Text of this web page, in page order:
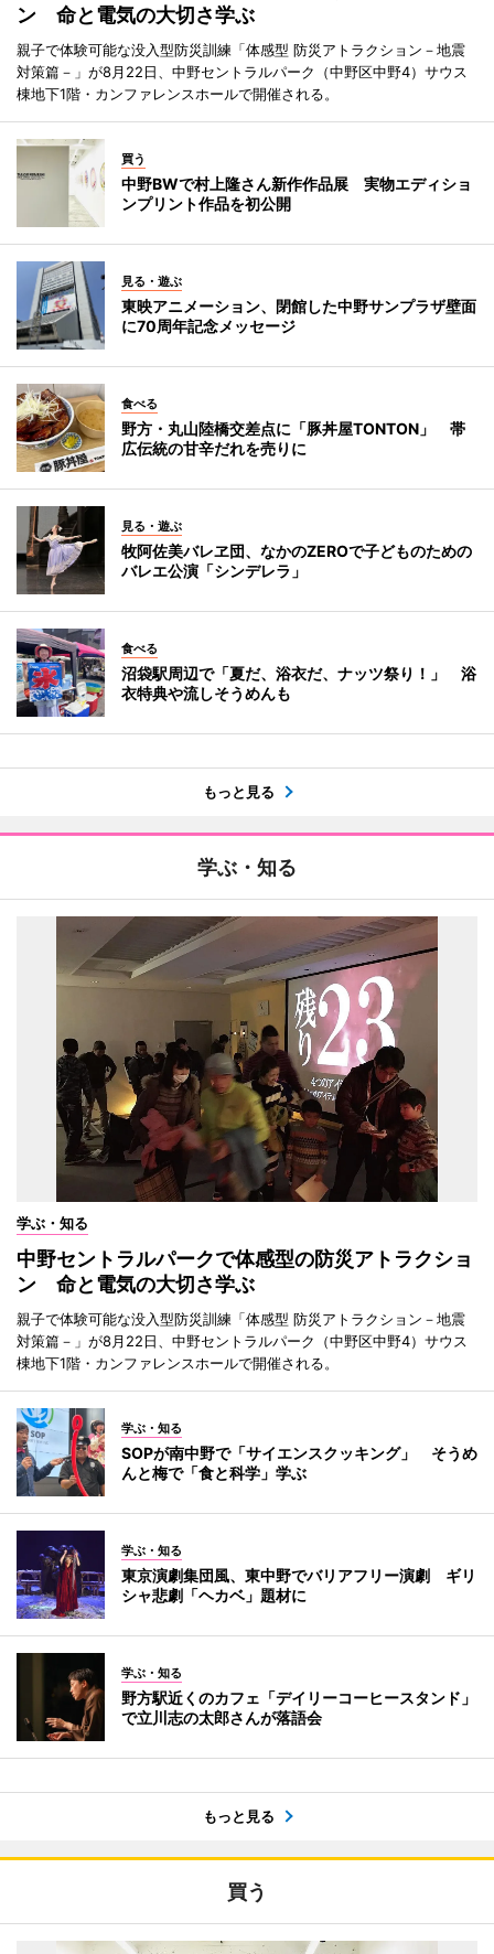
ン 命と電気の大切さ学ぶ
親子で体験可能な没入型防災訓練「体感型 防災アトラクション－地震
対策篇－」が8月22日、中野セントラルパーク（中野区中野4）サウス
棟地下1階・カンファレンスホールで開催される。
買う
中野BWで村上隆さん新作作品展 実物エディショ
ンプリント作品を初公開
見る・遊ぶ
東映アニメーション、閉館した中野サンプラザ壁面
に70周年記念メッセージ
食べる
野方・丸山陸橋交差点に「豚丼屋TONTON」 帯
広伝統の甘辛だれを売りに
見る・遊ぶ
牧阿佐美バレヱ団、なかのZEROで子どものための
バレエ公演「シンデレラ」
食べる
沼袋駅周辺で「夏だ、浴衣だ、ナッツ祭り！」 浴
衣特典や流しそうめんも
もっと見る
学ぶ・知る
学ぶ・知る
中野セントラルパークで体感型の防災アトラクショ
ン 命と電気の大切さ学ぶ
親子で体験可能な没入型防災訓練「体感型 防災アトラクション－地震
対策篇－」が8月22日、中野セントラルパーク（中野区中野4）サウス
棟地下1階・カンファレンスホールで開催される。
学ぶ・知る
SOPが南中野で「サイエンスクッキング」 そうめ
んと梅で「食と科学」学ぶ
学ぶ・知る
東京演劇集団風、東中野でバリアフリー演劇 ギリ
シャ悲劇「ヘカベ」題材に
学ぶ・知る
野方駅近くのカフェ「デイリーコーヒースタンド」
で立川志の太郎さんが落語会
もっと見る
買う